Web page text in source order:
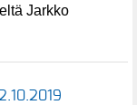
Jarkko